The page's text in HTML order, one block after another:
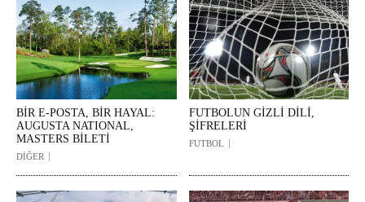
BİR E-POSTA, BİR HAYAL:
AUGUSTA NATIONAL,
MASTERS BİLETİ
DİĞER
FUTBOLUN GİZLİ DİLİ,
ŞİFRELERİ
FUTBOL